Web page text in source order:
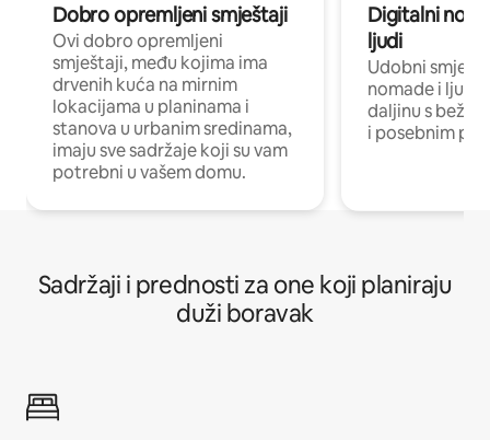
Dobro opremljeni smještaji
Ovi dobro opremljeni
smještaji, među kojima ima
drvenih kuća na mirnim
lokacijama u planinama i
stanova u urbanim sredinama,
imaju sve sadržaje koji su vam
potrebni u vašem domu.
Digitalni
ljudi
Udobni
nomade i ljude
daljinu s
i posebnim
Sadržaji i prednosti za one koji planiraju
duži boravak